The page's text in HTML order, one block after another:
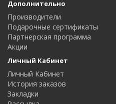
Дополнительно
Производители
Подарочные сертификаты
Партнерская программа
Акции
Личный Кабинет
Личный Кабинет
История заказов
Закладки